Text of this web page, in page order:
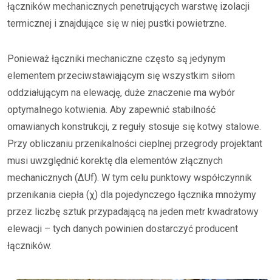
łączników mechanicznych penetrujących warstwę izolacji
termicznej i znajdujące się w niej pustki powietrzne.
Ponieważ łączniki mechaniczne często są jedynym
elementem przeciwstawiającym się wszystkim siłom
oddziałującym na elewację, duże znaczenie ma wybór
optymalnego kotwienia. Aby zapewnić stabilność
omawianych konstrukcji, z reguły stosuje się kotwy stalowe.
Przy obliczaniu przenikalności cieplnej przegrody projektant
musi uwzględnić korektę dla elementów złącznych
mechanicznych (ΔUf). W tym celu punktowy współczynnik
przenikania ciepła (χ) dla pojedynczego łącznika mnożymy
przez liczbę sztuk przypadającą na jeden metr kwadratowy
elewacji – tych danych powinien dostarczyć producent
łączników.